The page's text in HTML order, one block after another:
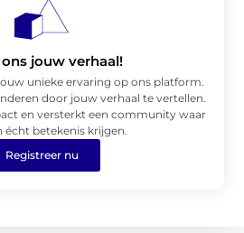
jouw verhaal!
unieke ervaring op ons platform.
door jouw verhaal te vertellen.
en versterkt een community waar
écht betekenis krijgen.
Registreer nu